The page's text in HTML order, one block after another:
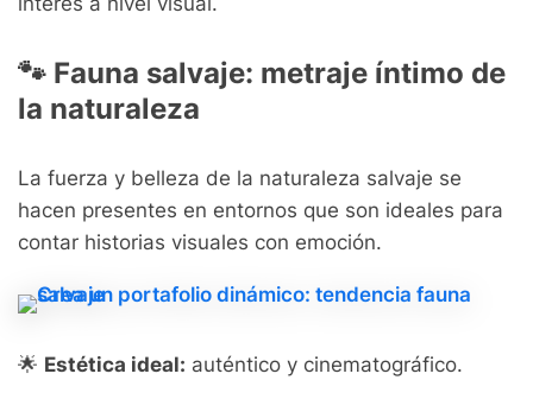
🐾 Fauna salvaje: metraje íntimo de
la naturaleza
La fuerza y belleza de la naturaleza salvaje se
hacen presentes en entornos que son ideales para
contar historias visuales con emoción.
🌟 Estética ideal: auténtico y cinematográfico.